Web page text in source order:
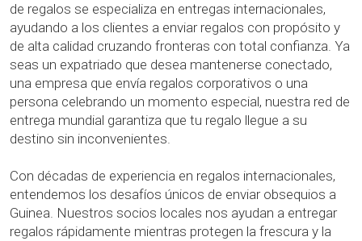
de regalos se especializa en entregas internacionales,
ayudando a los clientes a enviar regalos con propósito y
de alta calidad cruzando fronteras con total confianza. Ya
seas un expatriado que desea mantenerse conectado,
una empresa que envía regalos corporativos o una
persona celebrando un momento especial, nuestra red de
entrega mundial garantiza que tu regalo llegue a su
destino sin inconvenientes.
Con décadas de experiencia en regalos internacionales,
entendemos los desafíos únicos de enviar obsequios a
Guinea. Nuestros socios locales nos ayudan a entregar
regalos rápidamente mientras protegen la frescura y la